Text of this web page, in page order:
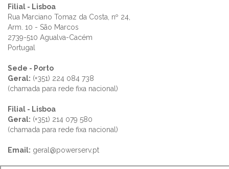
Filial - Lisboa
Rua Marciano Tomaz da Costa, nº 24,
Arm. 10 - São Marcos
2739-510 Agualva-Cacém
Portugal
Sede - Porto
Geral: (+351) 224 084 738
(chamada para rede fixa nacional)
Filial - Lisboa
Geral: (+351) 214 079 580
(chamada para rede fixa nacional)
Email: geral@powerserv.pt